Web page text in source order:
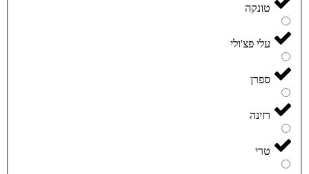
טונקה
עלי פצ'ולי
ספרן
רזינה
טרי